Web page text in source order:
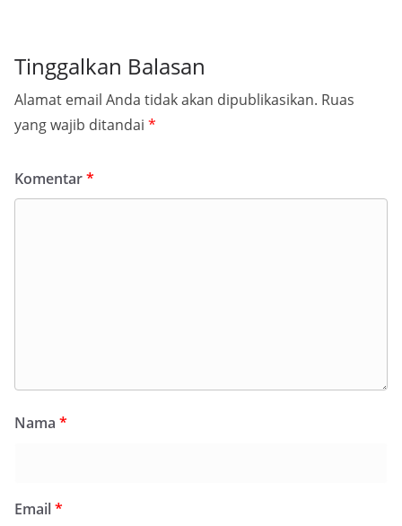
Tinggalkan Balasan
Alamat email Anda tidak akan dipublikasikan. Ruas
yang wajib ditandai *
Komentar*
Nama *
Email*